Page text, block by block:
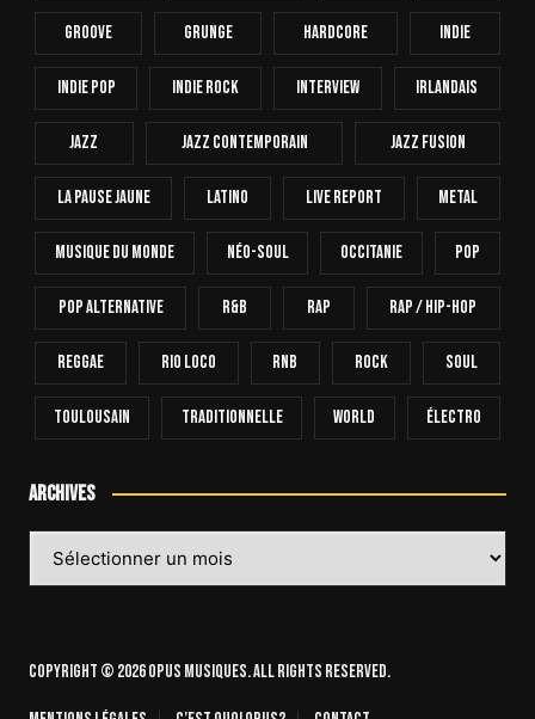
Groove Grunge Hardcore INDIE
Indie Pop Indie Rock Interview Irlandais
Jazz Jazz Contemporain Jazz Fusion
La Pause Jaune Latino Live Report Metal
Musique Du Monde Néo-Soul Occitanie Pop
Pop Alternative R&B Rap Rap / Hip-Hop
Reggae Rio Loco RnB Rock Soul
Toulousain Traditionnelle World Électro
Archives
Copyright © 2026 OPUS Musiques. All rights reserved.